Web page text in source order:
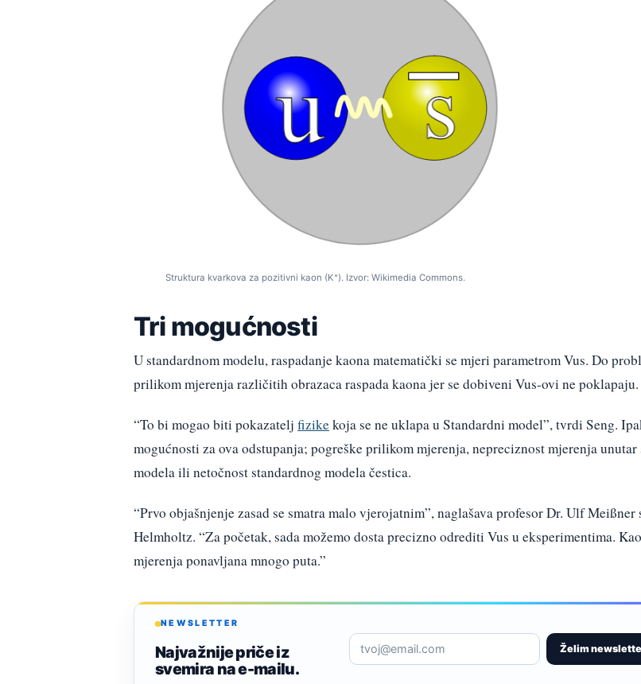
Struktura kvarkova za pozitivni kaon (K⁺). Izvor: Wikimedia Commons.
Tri mogućnosti
U standardnom modelu, raspadanje kaona matematički se mjeri parametrom Vus. Do
prilikom mjerenja različitih obrazaca raspada kaona jer se dobiveni Vus-ovi ne poklapaju.
“To bi mogao biti pokazatelj fizikekoja se ne uklapa u Standardni model”, tvrdi Seng.
mogućnosti za ova odstupanja; pogreške prilikom mjerenja, nepreciznost mjerenja unutar
modela ili netočnost standardnog modela čestica.
“Prvo objašnjenje zasad se smatra malo vjerojatnim”, naglašava profesor Dr. Ulf Meißner
Helmholtz. “Za početak, sada možemo dosta precizno odrediti Vus u eksperimentima.
mjerenja ponavljana mnogo puta.”
NEWSLETTER
Najvažnije priče iz
svemira na e-mailu.
Želim